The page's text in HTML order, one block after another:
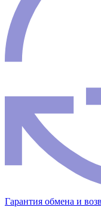
Гарантия обмена и